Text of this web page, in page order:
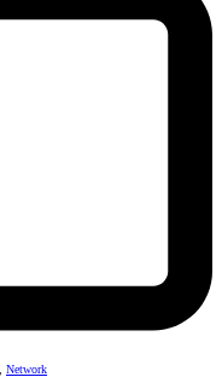
Network